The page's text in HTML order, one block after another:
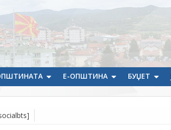
Е-ОПШТИНА БУЏЕТ